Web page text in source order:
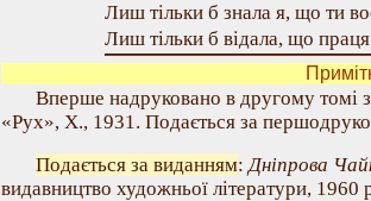
Лиш тільки б знала я, що ти
Лиш тільки б відала, що
Вперше надруковано в другому томі
«Рух», X., 1931. Подається за
Подається за виданням:Дніпрова
видавництво художньої літератури, 1960